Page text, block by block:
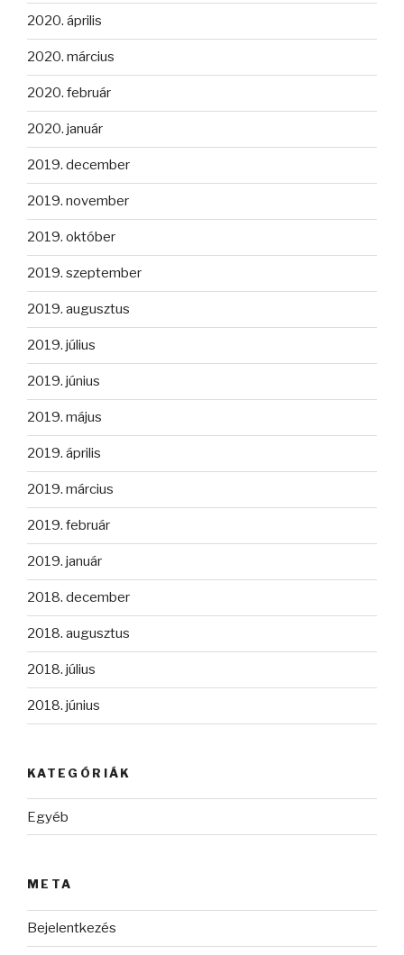
2020. április
2020. március
2020. február
2020. január
2019. december
2019. november
2019. október
2019. szeptember
2019. augusztus
2019. július
2019. június
2019. május
2019. április
2019. március
2019. február
2019. január
2018. december
2018. augusztus
2018. július
2018. június
KATEGÓRIÁK
Egyéb
META
Bejelentkezés